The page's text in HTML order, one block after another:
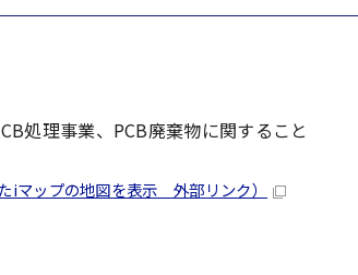
処理事業、PCB廃棄物に関すること
iマップの地図を表示 外部リンク）